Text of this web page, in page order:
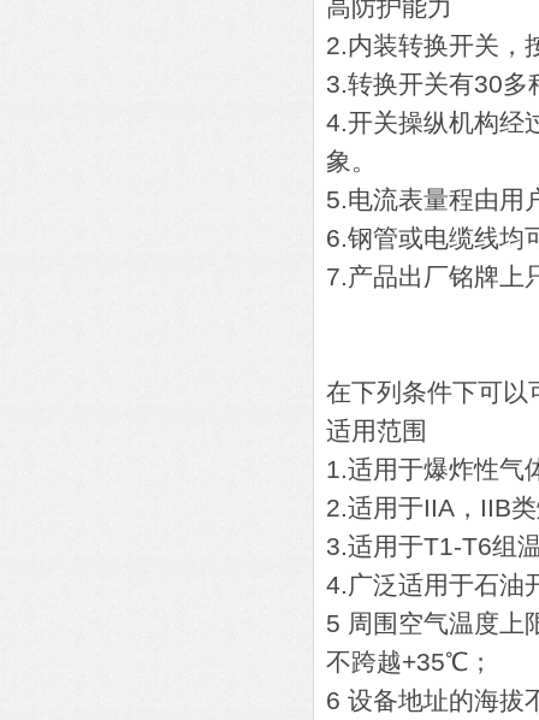
高防护能力
2.内装转换开关，
3.转换开关有30
4.开关操纵机构经
象。
5.电流表量程由用
6.钢管或电缆线均
7.产品出厂铭牌上
在下列条件下可以
适用范围
1.适用于爆炸性气
2.适用于IIA，IIB
3.适用于T1-T6组
4.广泛适用于石油
5 周围空气温度
不跨越+35℃；
6 设备地址的海拔